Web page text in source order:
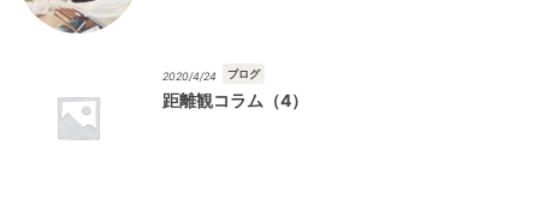
2020/4/24 ブログ
距離観コラム（4）